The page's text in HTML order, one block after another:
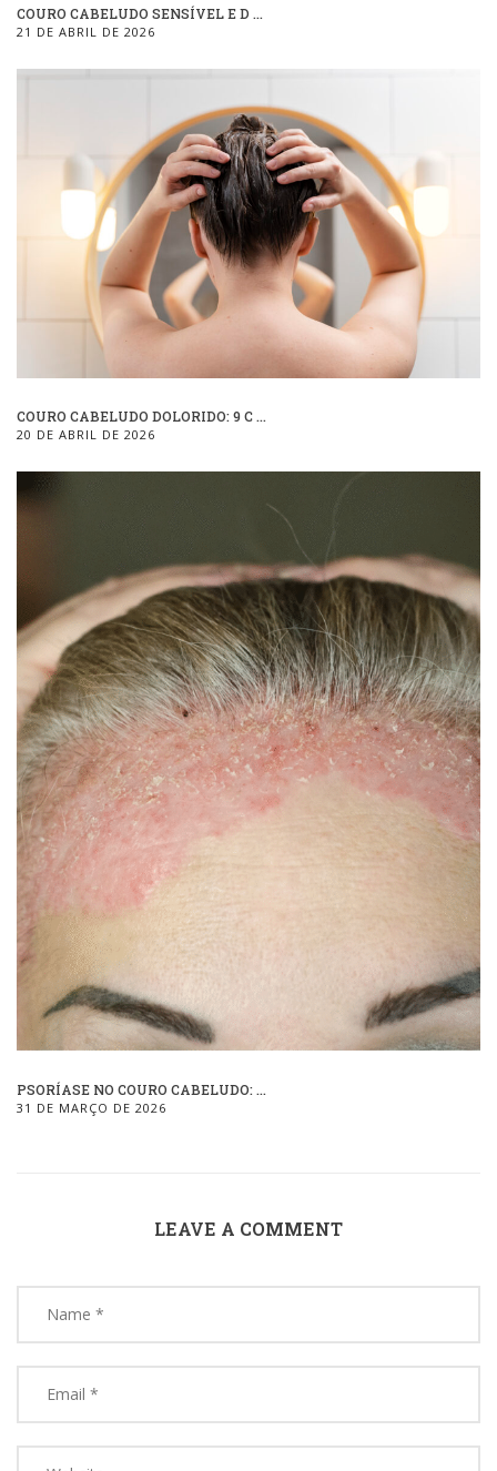
COURO CABELUDO SENSÍVEL E D ...
21 DE ABRIL DE 2026
COURO CABELUDO DOLORIDO: 9 C ...
20 DE ABRIL DE 2026
PSORÍASE NO COURO CABELUDO: ...
31 DE MARÇO DE 2026
LEAVE A COMMENT